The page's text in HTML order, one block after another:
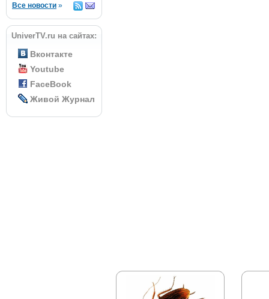
Все новости »
UniverTV.ru на сайтах:
Вконтакте
Youtube
FaceBook
Живой Журнал